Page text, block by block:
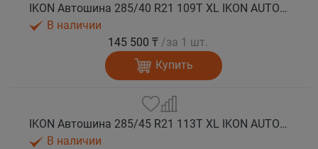
IKON Автошина 285/40 R21 109T XL IKON AUTOGRAPH ICE 9 SUV шип.
В наличии
145 500 ₸ /за 1 шт.
Купить
IKON Автошина 285/45 R21 113T XL IKON AUTOGRAPH ICE 9 SUV шип.
В наличии